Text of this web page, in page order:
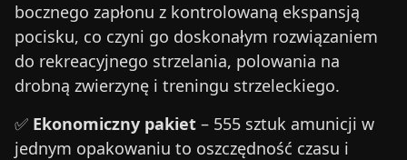
bocznego zapłonu z kontrolowaną ekspansją
pocisku, co czyni go doskonałym rozwiązaniem
do rekreacyjnego strzelania, polowania na
drobną zwierzynę i treningu strzeleckiego.
✅ Ekonomiczny pakiet – 555 sztuk amunicji w
jednym opakowaniu to oszczędność czasu i